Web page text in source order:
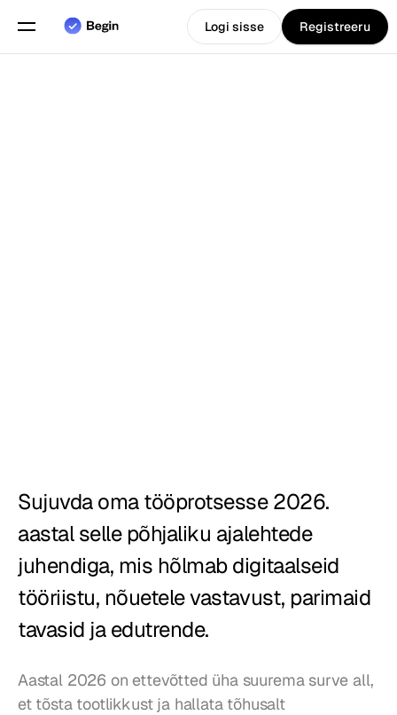
Pagariärid
Toitlustus
Hinnad
Logi sisse Registreeru
Sujuvda oma tööprotsesse 2026.
aastal selle põhjaliku ajalehtede
juhendiga, mis hõlmab digitaalseid
tööriistu, nõuetele vastavust, parimaid
tavasid ja edutrende.
Aastal 2026 on ettevõtted üha suurema surve all,
et tõsta tootlikkust ja hallata tõhusalt